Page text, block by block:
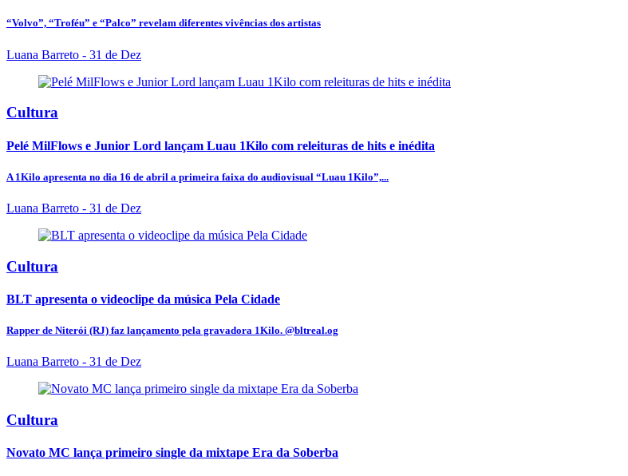
“Volvo”, “Troféu” e “Palco” revelam diferentes vivências dos artistas
Luana Barreto - 31 de Dez
Cultura
Pelé MilFlows e Junior Lord lançam Luau 1Kilo com releituras de hits e inédita
A 1Kilo apresenta no dia 16 de abril a primeira faixa do audiovisual “Luau 1Kilo”,...
Luana Barreto - 31 de Dez
Cultura
BLT apresenta o videoclipe da música Pela Cidade
Rapper de Niterói (RJ) faz lançamento pela gravadora 1Kilo. @bltreal.og
Luana Barreto - 31 de Dez
Cultura
Novato MC lança primeiro single da mixtape Era da Soberba